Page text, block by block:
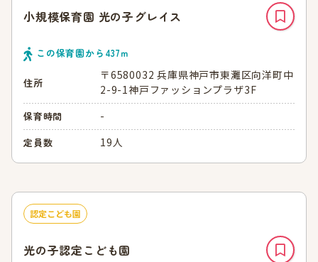
小規模保育園 光の子グレイス
この保育園から 437ｍ
住所
〒6580032 兵庫県神戸市東灘区向洋町中
2-9-1神戸ファッションプラザ3F
保育時間 -
定員数 19人
認定こども園
光の子認定こども園